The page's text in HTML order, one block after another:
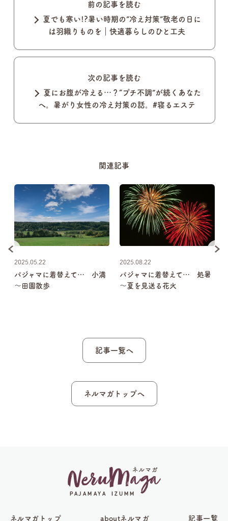
前の記事を読む
夏でも寒い!?暑い時期の”冷え対策”敬老の日に
は羽織りものを｜快適暮らしのひと工夫
次の記事を読む
夏にお腹が冷える…？“プチ不調”が続くあなた
へ。暑がり女性の冷え対策の話。#寝るエステ
関連記事
2025.05.22
パジャマに着替えて… 小満
～田園散歩
2025.08.22
パジャマに着替えて… 処暑
～夏を見送る花火
記事一覧へ
ネルマガトップへ
ネルマガトップ aboutネルマガ 記事一覧